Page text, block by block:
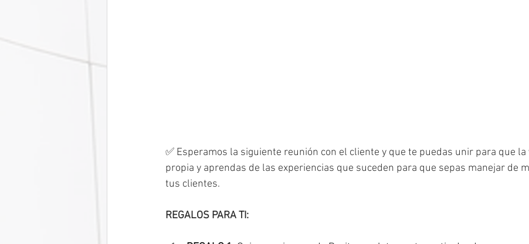
✅ Esperamos la siguiente reunión con el cliente y que te puedas unir para que la
propia y aprendas de las experiencias que suceden para que sepas manejar de
tus clientes.
REGALOS PARA TI: